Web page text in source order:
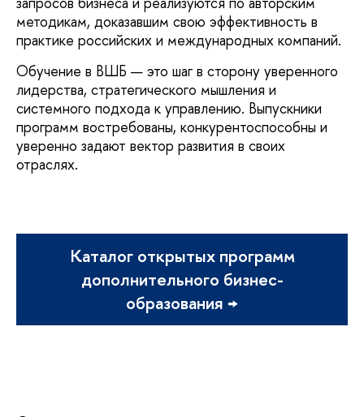
методикам, доказавшим свою эффективность в
практике российских и международных компаний.
Обучение в ВШБ — это шаг в сторону уверенного
лидерства, стратегического мышления и
системного подхода к управлению. Выпускники
программ востребованы, конкурентоспособны и
уверенно задают вектор развития в своих
отраслях.
Каталог открытых программ
дополнительного бизнес-
образования →